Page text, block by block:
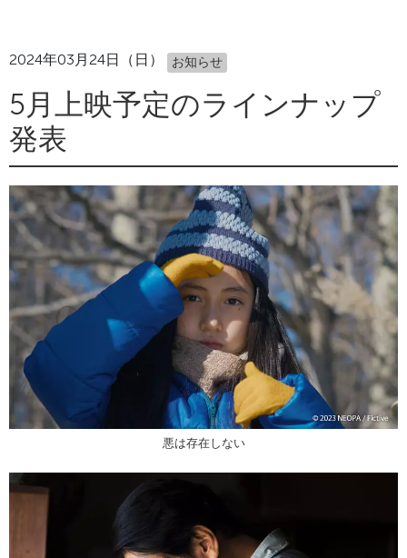
2024年03月24日（日） お知らせ
5月上映予定のラインナップ
発表
悪は存在しない